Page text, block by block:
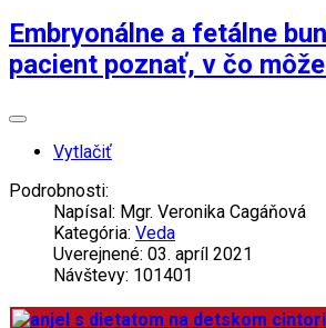
Embryonálne a fetálne
pacient poznať, v čo
Vytlačiť
Podrobnosti:
Napísal: Mgr. Veronika Cagáňová
Kategória: Veda
Uverejnené: 03. apríl 2021
Návštevy: 101401